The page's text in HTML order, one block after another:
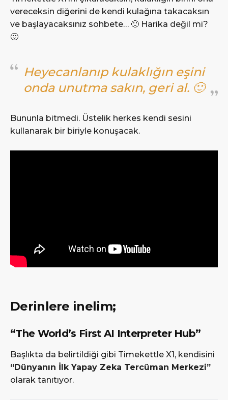
vereceksin diğerini de kendi kulağına takacaksın
ve başlayacaksınız sohbete… 🙂 Harika değil mi?
🙂
Heyecanlanıp kulaklığın eşini
onda unutma sakın, geri al. 🙂
Bununla bitmedi. Üstelik herkes kendi sesini
kullanarak bir biriyle konuşacak.
Derinlere inelim;
“The World’s First AI Interpreter Hub”
Başlıkta da belirtildiği gibi Timekettle X1, kendisini
“Dünyanın İlk Yapay Zeka Tercüman Merkezi”
olarak tanıtıyor.